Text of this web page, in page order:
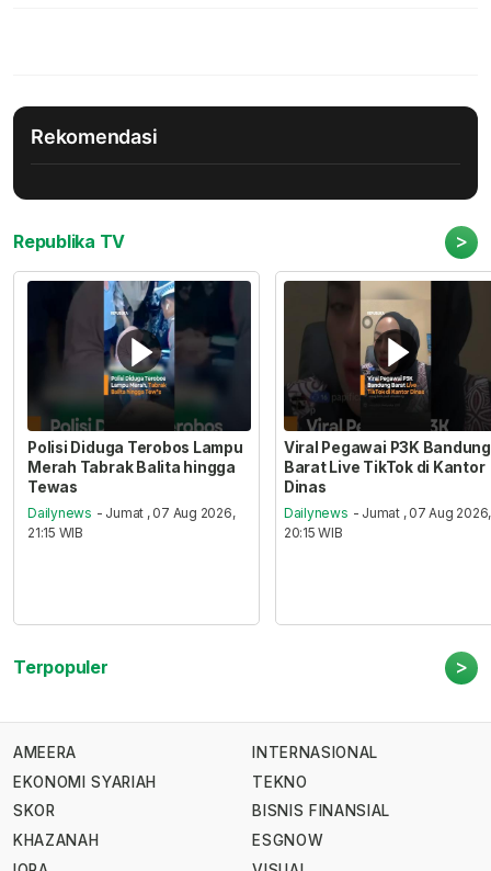
Rekomendasi
Republika TV >
Polisi Diduga Terobos Lampu
Merah Tabrak Balita hingga
Tewas
Dailynews - Jumat , 07 Aug 2026,
21:15 WIB
Viral Pegawai P3K Bandung
Barat Live TikTok di Kantor
Dinas
Dailynews - Jumat , 07 Aug 2026,
20:15 WIB
Terpopuler >
AMEERA
EKONOMI SYARIAH
SKOR
KHAZANAH
INTERNASIONAL
TEKNO
BISNIS FINANSIAL
ESGNOW